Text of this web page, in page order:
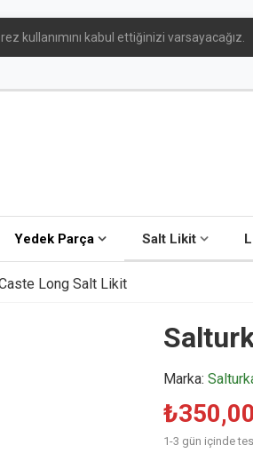
kullanımını kabul ettiğinizi varsayacağız.
Yedek Parça Salt Likit
Long Salt Likit
Marka:
₺350,00
1-3 gün içinde